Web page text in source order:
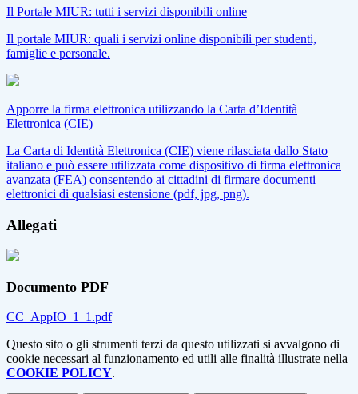
Il Portale MIUR: tutti i servizi disponibili online
Il portale MIUR: quali i servizi online disponibili per studenti,
famiglie e personale.
Apporre la firma elettronica utilizzando la Carta d’Identità
Elettronica (CIE)
La Carta di Identità Elettronica (CIE) viene rilasciata dallo Stato
italiano e può essere utilizzata come dispositivo di firma elettronica
avanzata (FEA) consentendo ai cittadini di firmare documenti
elettronici di qualsiasi estensione (pdf, jpg, png).
Allegati
Documento PDF
CC_AppIO_1_1.pdf
Questo sito o gli strumenti terzi da questo utilizzati si avvalgono di
cookie necessari al funzionamento ed utili alle finalità illustrate nella
COOKIE POLICY.